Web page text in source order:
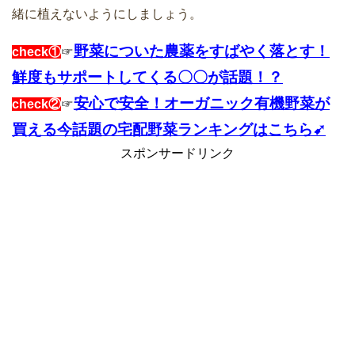
緒に植えないようにしましょう。
check①☞野菜についた農薬をすばやく落とす！
鮮度もサポートしてくる〇〇が話題！？
check②☞安心で安全！オーガニック有機野菜が
買える今話題の宅配野菜ランキングはこちら➹
スポンサードリンク